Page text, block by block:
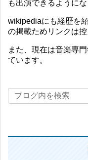
も出演できるようにな
wikipediaにも経歴を
の掲載ためリンクは
また、現在は音楽専
ています。